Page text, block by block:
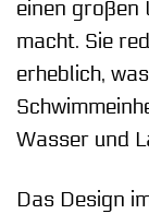
einen großen
macht. Sie
erheblich,
Wasser und
Das Design